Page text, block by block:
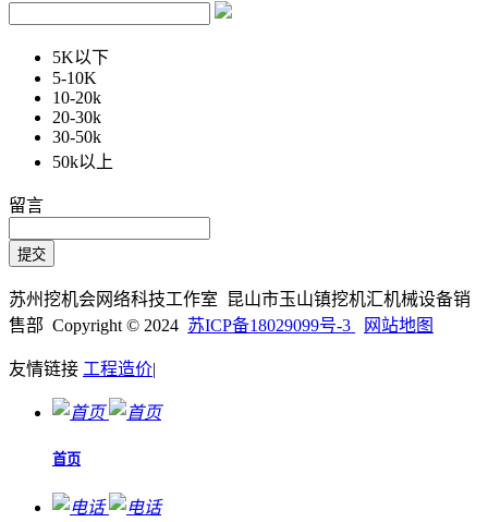
5K以下
5-10K
10-20k
20-30k
30-50k
50k以上
留言
苏州挖机会网络科技工作室 昆山市玉山镇挖机汇机械设备销
售部 Copyright © 2024 苏ICP备18029099号-3 网站地图
友情链接 工程造价|
首页